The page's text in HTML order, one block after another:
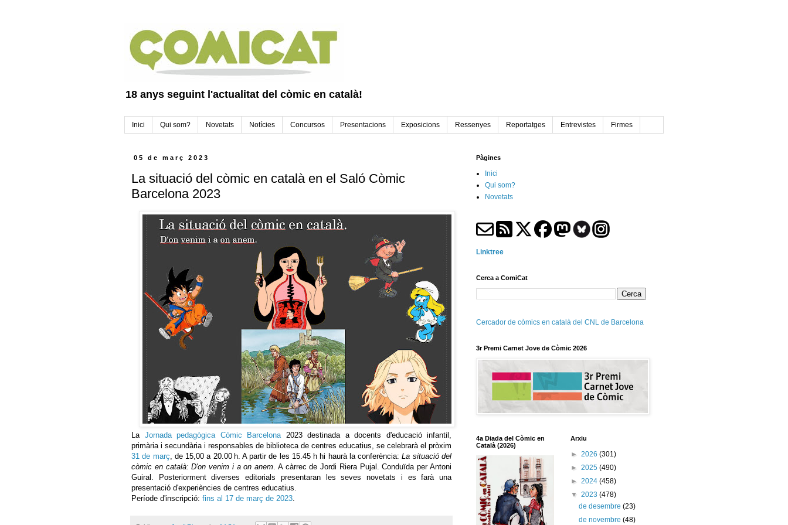
18 anys seguint l'actualitat del còmic en català!
Inici Qui som? Novetats Notícies Concursos Presentacions Exposicions Ressenyes Reportatges Entrevistes Firmes
05 de març 2023
La situació del còmic en català en el Saló Còmic
Barcelona 2023
La Jornada pedagògica Còmic Barcelona2023 destinada a docents d'educació infantil,
primària i secundària i responsables de biblioteca de centres educatius, se celebrarà el pròxim
31 de març, de 15,00 a 20.00 h. A partir de les 15.45 h hi haurà la conferència: La situació del
còmic en català: D'on venim i a onanem. A càrrec de Jordi Riera Pujal. Conduïda per Antoni
Guiral. Posteriorment diverses editorials presentaran les seves novetats i es farà una
presentació d'experiències de centres educatius.
Període d'inscripció: fins al 17 de març de 2023.
Pàgines
Inici
Qui som?
Novetats
Linktree
Cerca a ComiCat
Cercador de còmics en català del CNL de Barcelona
3r Premi Carnet Jove de Còmic 2026
4a Diada del Còmic en
Català (2026)
Arxiu
► 2026 (301)
► 2025 (490)
► 2024 (458)
▼ 2023 (478)
de desembre(23)
de novembre(48)